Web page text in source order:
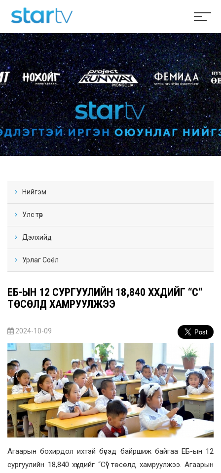
Нийгэм
Улс төр
Дэлхийд
Урлаг Соёл
ЕБ-ЫН 12 СУРГУУЛИЙН 18,840 ХҮҮХДИЙГ “СҮҮ“
ТӨСӨЛД ХАМРУУЛЖЭЭ
2024-10-09
Агаарын бохирдол ихтэй бүсэд байршиж байгаа ЕБ-ын 12
сургуулийн 18,840 хүүхдийг “Сүү“ төсөлд хамруулжээ. Агаарын